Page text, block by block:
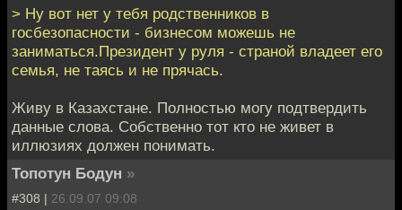
> Ну вот нет у тебя родственников в
госбезопасности - бизнесом можешь не
заниматься.Президент у руля - страной владеет его
семья, не таясь и не прячась.
Живу в Казахстане. Полностью могу подтвердить
данные слова. Собственно тот кто не живет в
иллюзиях должен понимать.
Топотун Бодун »
#308 | 26.09.07 09:08